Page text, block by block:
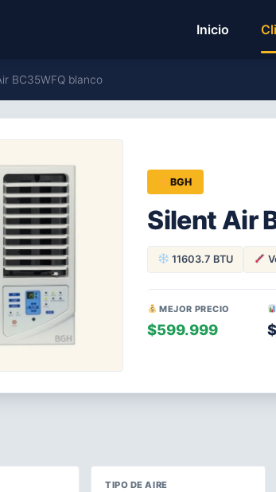
Inicio
BC35WFQ blanco
BGH
Silent Air
11603.7 BTU
MEJOR PRECIO
$599.999
TIPO DE AIRE